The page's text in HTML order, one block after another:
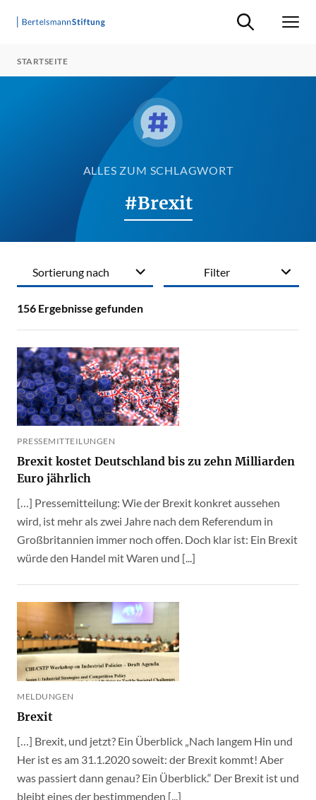
Suche ein-/
STARTSEITE
ALLES ZUM SCHLAGWORT
#Brexit
Filter
156 Ergebnisse gefunden
Sortierung nach
PRESSEMITTEILUNGEN
Brexit kostet Deutschland bis zu zehn Milliarden
Euro jährlich
[…] Pressemitteilung: Wie der Brexit konkret aussehen
wird, ist mehr als zwei Jahre nach dem Referendum in
Großbritannien immer noch offen. Doch klar ist: Ein Brexit
würde den Handel mit Waren und [...]
MELDUNGEN
Brexit
[…] Brexit, und jetzt? Ein Überblick „Nach langem Hin und
Her ist es am 31.1.2020 soweit: der Brexit kommt! Aber
was passiert dann genau? Ein Überblick.“ Der Brexit ist und
bleibt eines der bestimmenden [...]